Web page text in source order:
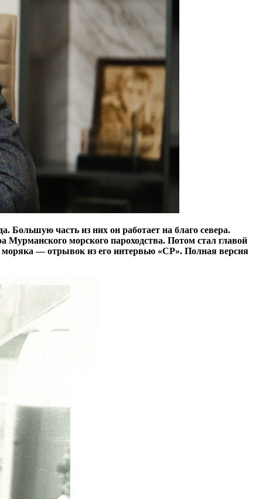
Большую часть из них он работает на благо севера.
Мурманского морского пароходства. Потом стал главой
моряка — отрывок из его интервью «СР». Полная версия